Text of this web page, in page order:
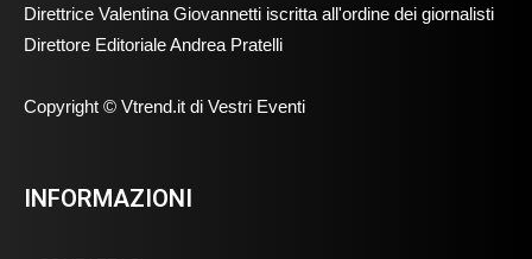
Direttrice Valentina Giovannetti iscritta all'ordine dei giornalisti
Direttore Editoriale Andrea Pratelli
Copyright © Vtrend.it di Vestri Eventi
INFORMAZIONI